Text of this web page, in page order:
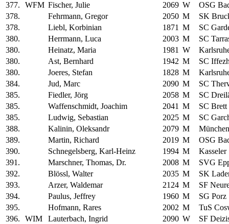
377.
WFM Fischer, Julie 2069 W
OSG
378.
Fehrmann, Gregor 2050 M
SK
378.
Liebl, Korbinian 1871 M
SC
380.
Herrmann, Luca 2003 M
SC
380.
Heinatz, Maria 1981 W
380.
Ast, Bernhard 1942 M
SC
380.
Joeres, Stefan 1828 M
384.
Jud, Marc 2090 M
SC
385.
Fiedler, Jörg 2058 M
SC
385.
Waffenschmidt, Joachim 2041 M
SC
385.
Ludwig, Sebastian 2025 M
SC
388.
Kalinin, Oleksandr 2079 M
389.
Martin, Richard 2019 M
OSG
390.
Schnegelsberg, Karl-Heinz 1994 M
Kasseler
391.
Marschner, Thomas, Dr. 2008 M
SVG
392.
Blössl, Walter 2035 M
SK
393.
Arzer, Waldemar 2124 M
SF
394.
Paulus, Jeffrey 1960 M
SG Porz
395.
Hofmann, Rares 2002 M
TuS
396.
WIM Lauterbach, Ingrid 2090 W
SF